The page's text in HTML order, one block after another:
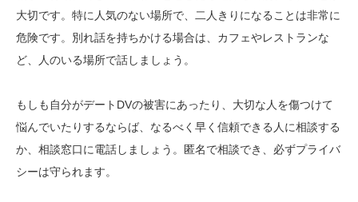
大切です。特に人気のない場所で、二人きりになることは非常に
危険です。別れ話を持ちかける場合は、カフェやレストランな
ど、人のいる場所で話しましょう。
もしも自分がデートDVの被害にあったり、大切な人を傷つけて
悩んでいたりするならば、なるべく早く信頼できる人に相談する
か、相談窓口に電話しましょう。匿名で相談でき、必ずプライバ
シーは守られます。